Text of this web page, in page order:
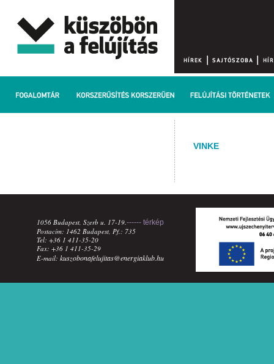
VINKE
1056 Budapest, Szerb u. 17-19.------ térkép
Postacím: 1462 Budapest, Pf.: 735
Tel: +36 1 411-35-20
Fax: +36 1 411-35-29
E-mail: kuszobonafelujitas@energiaklub.hu